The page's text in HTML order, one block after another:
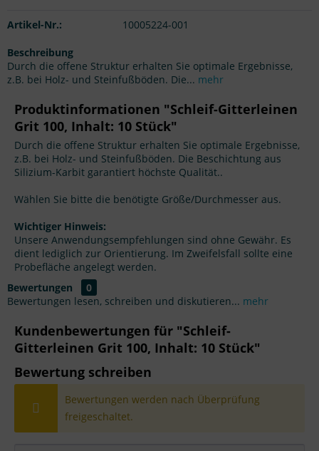
Artikel-Nr.: 10005224-001
Beschreibung
Durch die offene Struktur erhalten Sie optimale Ergebnisse,
z.B. bei Holz- und Steinfußböden. Die... mehr
Produktinformationen "Schleif-Gitterleinen
Grit 100, Inhalt: 10 Stück"
Durch die offene Struktur erhalten Sie optimale Ergebnisse,
z.B. bei Holz- und Steinfußböden. Die Beschichtung aus
Silizium-Karbit garantiert höchste Qualität..
Wählen Sie bitte die benötigte Größe/Durchmesser aus.
Wichtiger Hinweis:
Unsere Anwendungsempfehlungen sind ohne Gewähr. Es
dient lediglich zur Orientierung. Im Zweifelsfall sollte eine
Probefläche angelegt werden.
Bewertungen
0
Bewertungen lesen, schreiben und diskutieren... mehr
Kundenbewertungen für "Schleif-
Gitterleinen Grit 100, Inhalt: 10 Stück"
Bewertung schreiben
Bewertungen werden nach Überprüfung
freigeschaltet.